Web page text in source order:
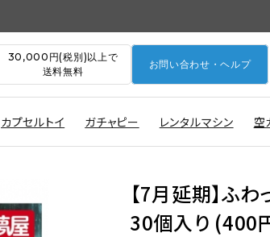
30,000円(税別)以上で
送料無料
お問い合わせ・ヘルプ
カプセルトイ ガチャピー レンタルマシン 空
【7月延期】ふ
30個入り (400